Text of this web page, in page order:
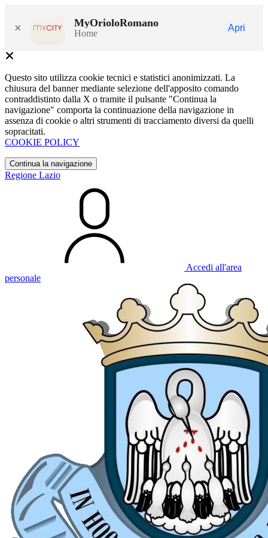
× MyOrioloRomano
Home
Apri
Questo sito utilizza cookie tecnici e statistici anonimizzati. La
chiusura del banner mediante selezione dell'apposito comando
contraddistinto dalla X o tramite il pulsante "Continua la
navigazione" comporta la continuazione della navigazione in
assenza di cookie o altri strumenti di tracciamento diversi da quelli
sopracitati.
COOKIE POLICY
Continua la navigazione
Regione Lazio
Accedi all'area
personale